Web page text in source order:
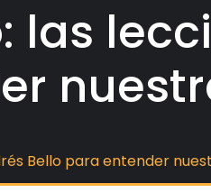
las
Bello para entender